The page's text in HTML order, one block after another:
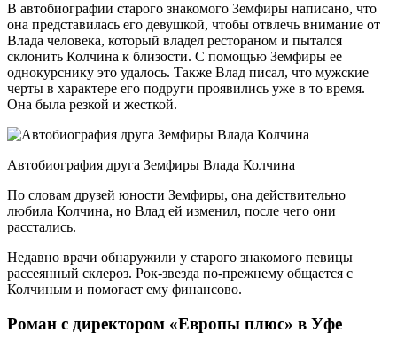
В автобиографии старого знакомого Земфиры написано, что
она представилась его девушкой, чтобы отвлечь внимание от
Влада человека, который владел рестораном и пытался
склонить Колчина к близости. С помощью Земфиры ее
однокурснику это удалось. Также Влад писал, что мужские
черты в характере его подруги проявились уже в то время.
Она была резкой и жесткой.
Автобиография друга Земфиры Влада Колчина
По словам друзей юности Земфиры, она действительно
любила Колчина, но Влад ей изменил, после чего они
расстались.
Недавно врачи обнаружили у старого знакомого певицы
рассеянный склероз. Рок-звезда по-прежнему общается с
Колчиным и помогает ему финансово.
Роман с директором «Европы плюс» в Уфе